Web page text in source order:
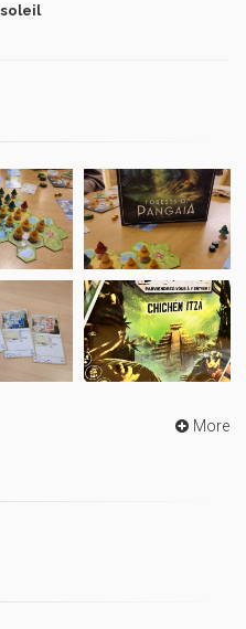
soleil
More